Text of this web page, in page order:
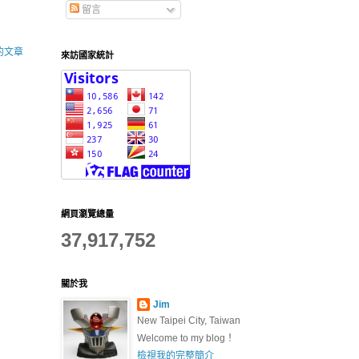
文章
留言
來訪國家統計
網頁瀏覽總量
37,917,752
關於我
Jim
New Taipei City, Taiwan
Welcome to my blog！
檢視我的完整簡介